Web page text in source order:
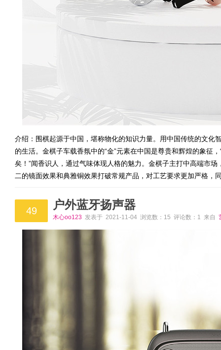
介绍：围棋起源于中国，堪称物化的知识力量。用中国传统的文化
的生活。金棋子车载香氛中的“金”元素在中国是尊贵和辉煌的象征
矣！”闻香识人，通过气味体现人格的魅力。金棋子主打中高端市
二的镜面效果和典雅铜效果打破常规产品，对工艺要求更加严格，
49 户外蓝牙扬声器
木心oo123 发表于 2021-11-04 浏览数：15 评论数：1 来自